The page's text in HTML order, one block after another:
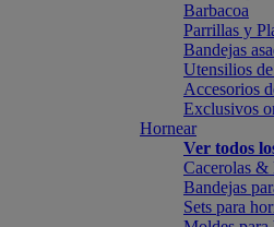
Barbacoa
Parrillas y
Bandejas
Utensilios
Accesorios
Exclusivos
Hornear
Ver todos
Cacerolas &
Bandejas
Sets para